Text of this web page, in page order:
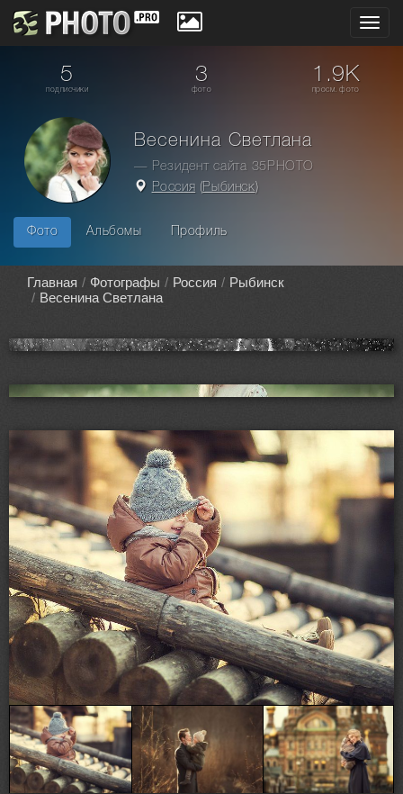
5
подписчики
3
фото
1.9K
просм. фото
Весенина Светлана
— Резидент сайта 35PHOTO
Россия (Рыбинск)
Фото Альбомы Профиль
Главная Фотографы Россия
Рыбинск
Весенина Светлана
Loading...